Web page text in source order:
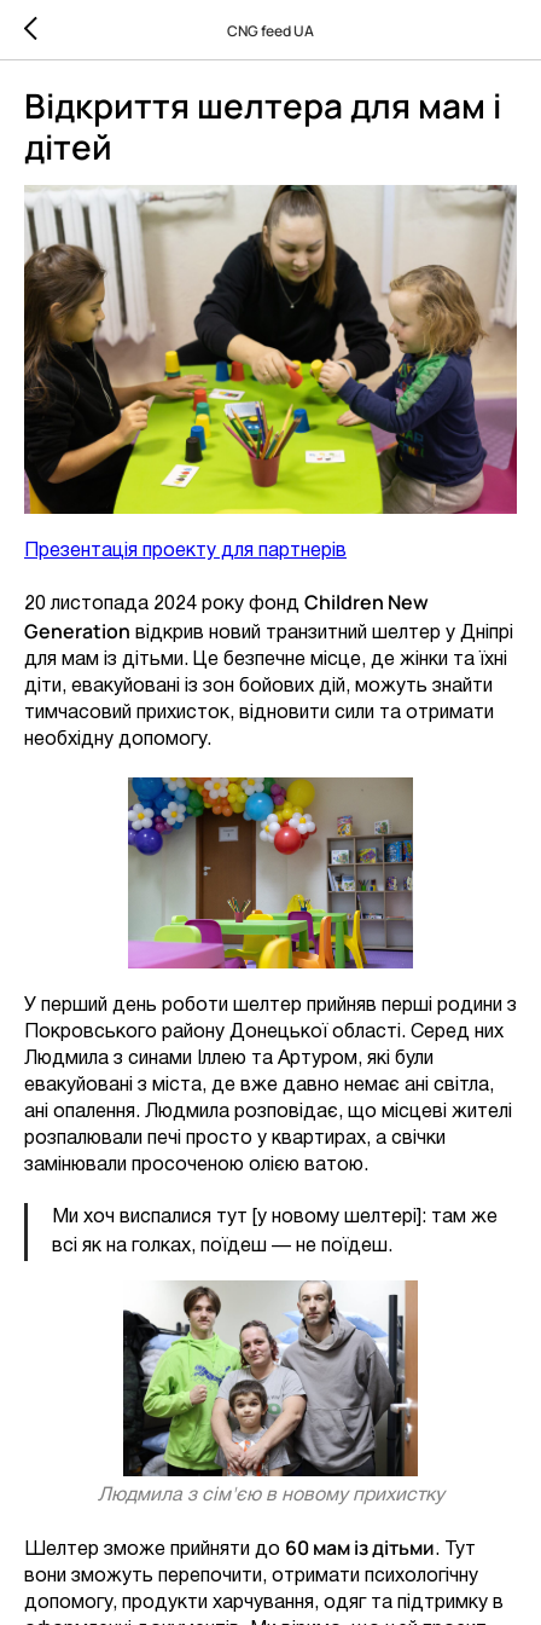
CNG feed UA
Відкриття шелтера для мам і
дітей
Презентація проекту для партнерів
20 листопада 2024 року фонд Children New
Generation відкрив новий транзитний шелтер у Дніпрі
для мам із дітьми. Це безпечне місце, де жінки та їхні
діти, евакуйовані із зон бойових дій, можуть знайти
тимчасовий прихисток, відновити сили та отримати
необхідну допомогу.
У перший день роботи шелтер прийняв перші родини з
Покровського району Донецької області. Серед них
Людмила з синами Іллею та Артуром, які були
евакуйовані з міста, де вже давно немає ані світла,
ані опалення. Людмила розповідає, що місцеві жителі
розпалювали печі просто у квартирах, а свічки
замінювали просоченою олією ватою.
Ми хоч виспалися тут [у новому шелтері]: там же
всі як на голках, поїдеш — не поїдеш.
Людмила з сім'єю в новому прихистку
Шелтер зможе прийняти до 60 мам із дітьми. Тут
вони зможуть перепочити, отримати психологічну
допомогу, продукти харчування, одяг та підтримку в